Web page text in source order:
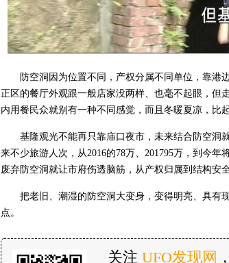
防空洞因为位置不同，产权分属不同单位，靠港
正区的餐厅外观跟一般店家没两样、也毫不起眼，但
内用餐民众就别有一种不同感觉，而且冬暖夏凉，比
基隆观光不能再只靠庙口夜市，未来结合防空洞
来不少旅游人次，从2016的78万、201795万，到今
废弃防空洞就让市府伤透脑筋，从产权归属到结构安
把老旧、潮湿的防空洞大变身，变得明亮、具有
点。
关注 UFO发现网